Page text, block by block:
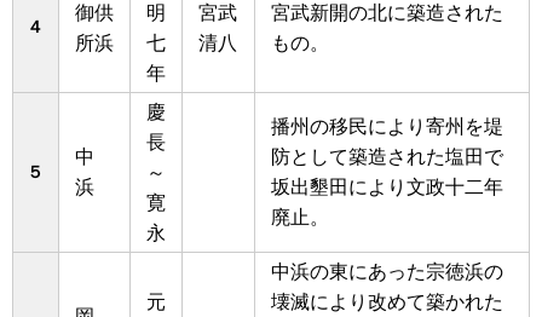
４
御供
所浜
明
七
年
宮武
清八
宮武新開の北に築造された
もの。
５
中
浜
慶
長
～
寛
永
播州の移民により寄州を堤
防として築造された塩田で
坂出墾田により文政十二年
廃止。
元
中浜の東にあった宗徳浜の
壊滅により改めて築かれた